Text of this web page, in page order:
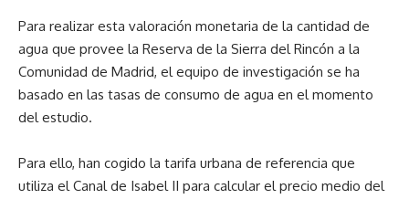
Para realizar esta valoración monetaria de la cantidad de
agua que provee la Reserva de la Sierra del Rincón a la
Comunidad de Madrid, el equipo de investigación se ha
basado en las tasas de consumo de agua en el momento
del estudio.
Para ello, han cogido la tarifa urbana de referencia que
utiliza el Canal de Isabel II para calcular el precio medio del